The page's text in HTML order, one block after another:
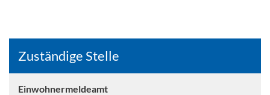
Zuständige Stelle
Einwohnermeldeamt